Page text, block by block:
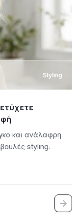
Styling
και ανάλαφρη
styling.